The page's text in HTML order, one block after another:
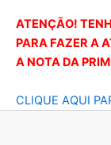
ATENÇÃO!
PARA FAZER A
A NOTA DA
CLIQUE AQUI